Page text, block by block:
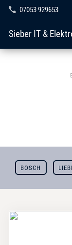
07053 929653
Sieber IT &
BOSCH